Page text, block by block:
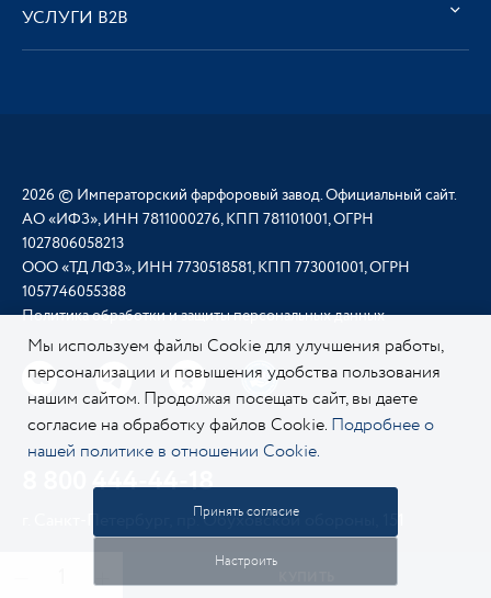
УСЛУГИ В2В
2026 © Императорский фарфоровый завод. Официальный сайт.
АО «ИФЗ», ИНН 7811000276, КПП 781101001, ОГРН
1027806058213
ООО «ТД ЛФЗ», ИНН 7730518581, КПП 773001001, ОГРН
1057746055388
Политика обработки и защиты персональных данных
8 800 444-44-18
г. Санкт-Петербург, пр. Обуховской обороны, 151
Мы используем файлы Cookie для улучшения работы,
персонализации и повышения удобства пользования
нашим сайтом. Продолжая посещать сайт, вы даете
согласие на обработку файлов Cookie. Подробнее о
нашей политике в отношении Cookie.
Принять согласие
Настроить